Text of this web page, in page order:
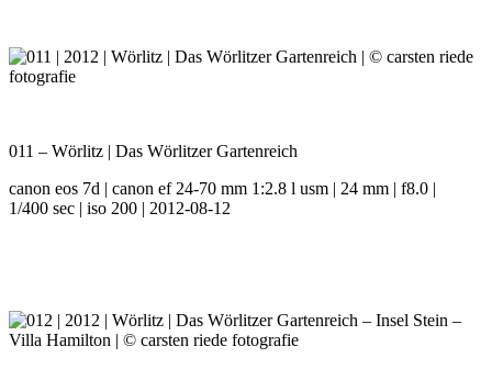
011 – Wörlitz | Das Wörlitzer Gartenreich
canon eos 7d | canon ef 24-70 mm 1:2.8 l usm | 24 mm | f8.0 |
1/400 sec | iso 200 | 2012-08-12